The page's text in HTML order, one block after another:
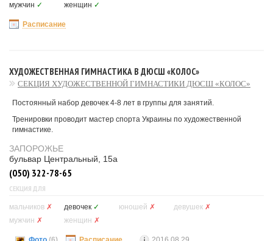
мужчин ✓ женщин ✓
Расписание
ХУДОЖЕСТВЕННАЯ ГИМНАСТИКА В ДЮСШ «КОЛОС»
СЕКЦИЯ ХУДОЖЕСТВЕННОЙ ГИМНАСТИКИ ДЮСШ «КОЛОС»
Постоянный набор девочек 4-8 лет в группы для занятий.
Тренировки проводит мастер спорта Украины по художественной
гимнастике.
ЗАПОРОЖЬЕ
бульвар Центральный, 15а
(050) 322-78-65
СЕКЦИЯ ДЛЯ
мальчиков ✗ девочек ✓ юношей ✗ девушек ✗
мужчин ✗ женщин ✗